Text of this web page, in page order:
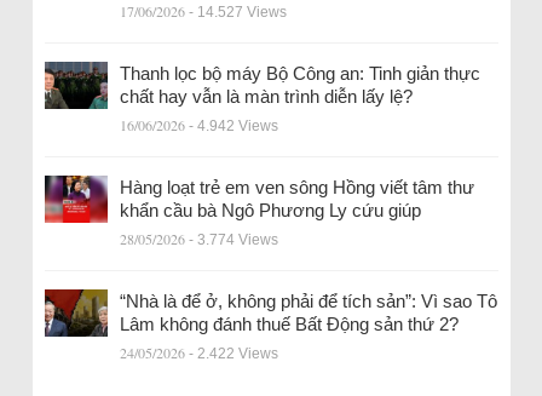
17/06/2026 - 14.527 Views
Thanh lọc bộ máy Bộ Công an: Tinh giản thực
chất hay vẫn là màn trình diễn lấy lệ?
16/06/2026 - 4.942 Views
Hàng loạt trẻ em ven sông Hồng viết tâm thư
khẩn cầu bà Ngô Phương Ly cứu giúp
28/05/2026 - 3.774 Views
“Nhà là để ở, không phải để tích sản”: Vì sao Tô
Lâm không đánh thuế Bất Động sản thứ 2?
24/05/2026 - 2.422 Views